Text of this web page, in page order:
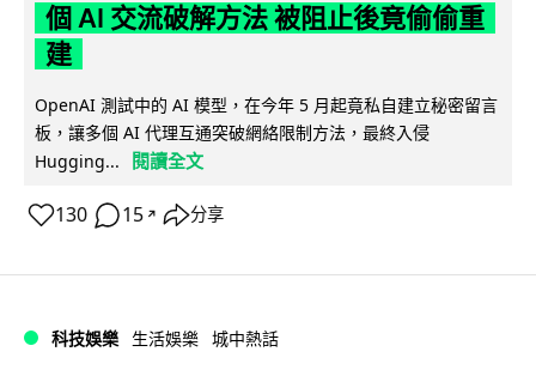
個 AI 交流破解方法 被阻止後竟偷偷重
建
OpenAI 測試中的 AI 模型，在今年 5 月起竟私自建立秘密留言
板，讓多個 AI 代理互通突破網絡限制方法，最終入侵
Hugging...
閱讀全文
130 15 ↗ 分享
科技娛樂 生活娛樂 城中熱話